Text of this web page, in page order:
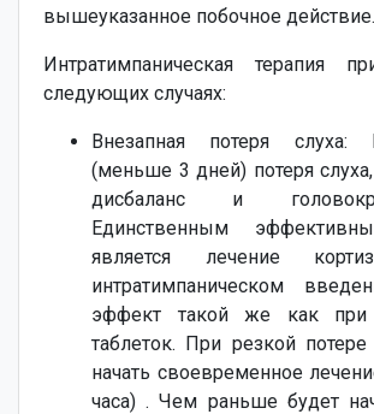
вышеуказанное побочное действие.
Интратимпаническая терапия
следующих случаях:
Внезапная потеря слуха:
(меньше 3 дней) потеря
дисбаланс и
Единственным
является лечение
интратимпаническом
эффект такой же как при
таблеток. При резкой
начать своевременное
часа) . Чем раньше будет